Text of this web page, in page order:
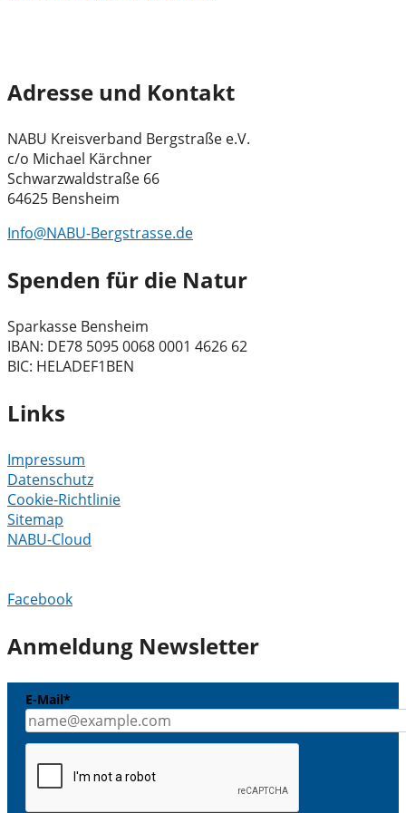
Adresse und Kontakt
NABU Kreisverband Bergstraße e.V.
c/o Michael Kärchner
Schwarzwaldstraße 66
64625 Bensheim
Info@NABU-Bergstrasse.de
Spenden für die Natur
Sparkasse Bensheim
IBAN: DE78 5095 0068 0001 4626 62
BIC: HELADEF1BEN
Links
Impressum
Datenschutz
Cookie-Richtlinie
Sitemap
NABU-Cloud
Facebook
Anmeldung Newsletter
E-Mail*